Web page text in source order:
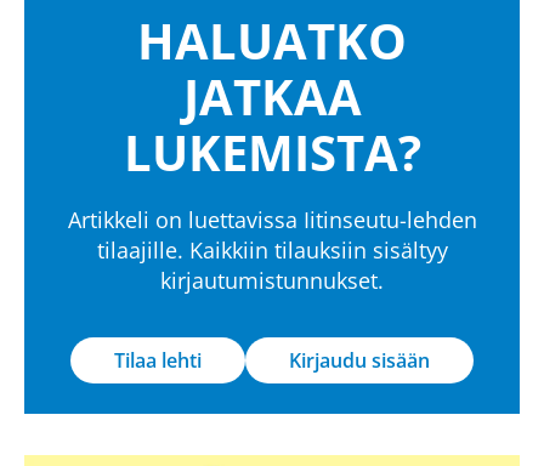
HALUATKO
JATKAA
LUKEMISTA?
Artikkeli on luettavissa Iitinseutu-lehden
tilaajille. Kaikkiin tilauksiin sisältyy
kirjautumistunnukset.
Tilaa lehti Kirjaudu sisään